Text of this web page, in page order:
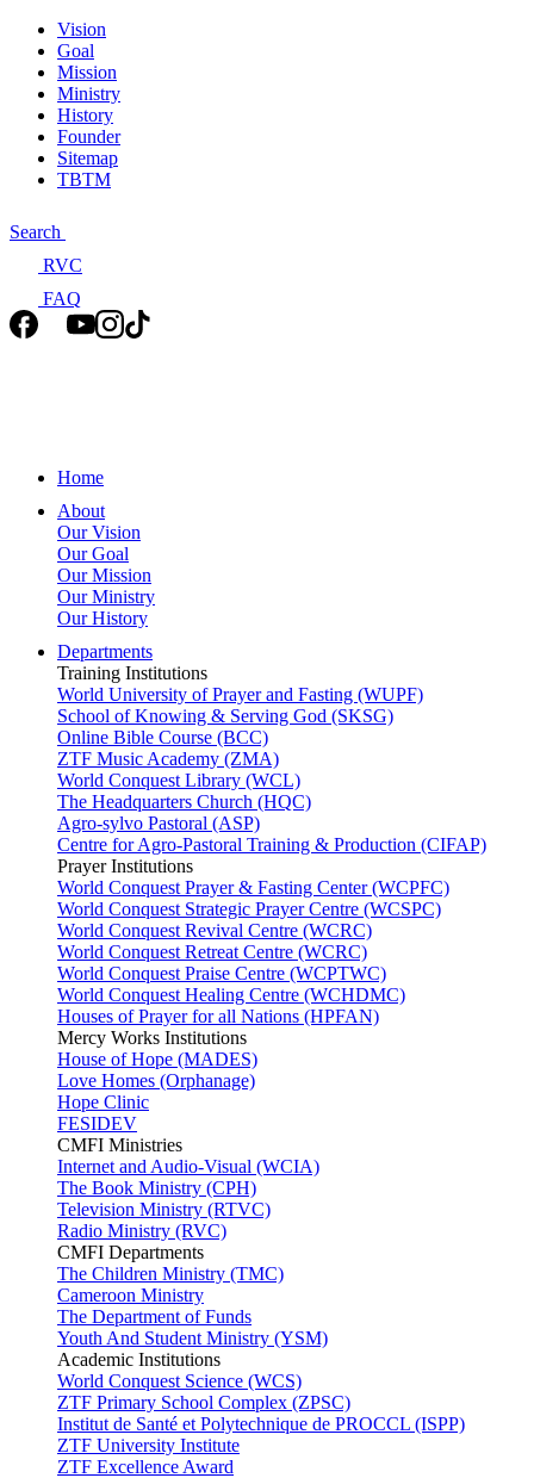
Vision
Goal
Mission
Ministry
History
Founder
Sitemap
TBTM
Search
RVC
FAQ
Home
About
Our Vision
Our Goal
Our Mission
Our Ministry
Our History
Departments
Training Institutions
World University of Prayer and Fasting (WUPF)
School of Knowing & Serving God (SKSG)
Online Bible Course (BCC)
ZTF Music Academy (ZMA)
World Conquest Library (WCL)
The Headquarters Church (HQC)
Agro-sylvo Pastoral (ASP)
Centre for Agro-Pastoral Training & Production (CIFAP)
Prayer Institutions
World Conquest Prayer & Fasting Center (WCPFC)
World Conquest Strategic Prayer Centre (WCSPC)
World Conquest Revival Centre (WCRC)
World Conquest Retreat Centre (WCRC)
World Conquest Praise Centre (WCPTWC)
World Conquest Healing Centre (WCHDMC)
Houses of Prayer for all Nations (HPFAN)
Mercy Works Institutions
House of Hope (MADES)
Love Homes (Orphanage)
Hope Clinic
FESIDEV
CMFI Ministries
Internet and Audio-Visual (WCIA)
The Book Ministry (CPH)
Television Ministry (RTVC)
Radio Ministry (RVC)
CMFI Departments
The Children Ministry (TMC)
Cameroon Ministry
The Department of Funds
Youth And Student Ministry (YSM)
Academic Institutions
World Conquest Science (WCS)
ZTF Primary School Complex (ZPSC)
Institut de Santé et Polytechnique de PROCCL (ISPP)
ZTF University Institute
ZTF Excellence Award